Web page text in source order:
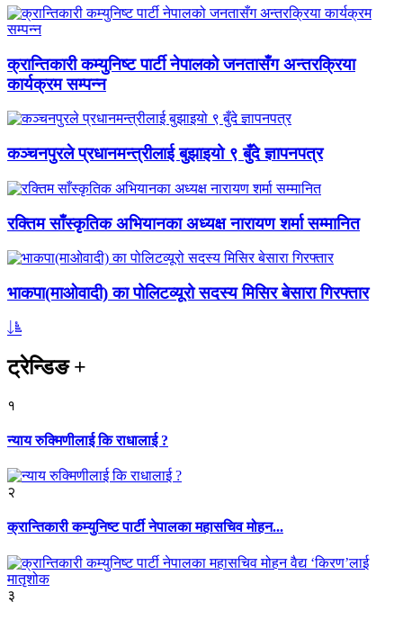
क्रान्तिकारी कम्युनिष्ट पार्टी नेपालको जनतासँग अन्तरक्रिया
कार्यक्रम सम्पन्न
कञ्चनपुरले प्रधानमन्त्रीलाई बुझाइयो ९ बुँदे ज्ञापनपत्र
रक्तिम साँस्कृतिक अभियानका अध्यक्ष नारायण शर्मा सम्मानित
भाकपा(माओवादी) का पोलिटव्यूरो सदस्य मिसिर बेसारा गिरफ्तार
ट्रेन्डिङ+
१
न्याय रुक्मिणीलाई कि राधालाई ?
२
क्रान्तिकारी कम्युनिष्ट पार्टी नेपालका महासचिव मोहन...
३